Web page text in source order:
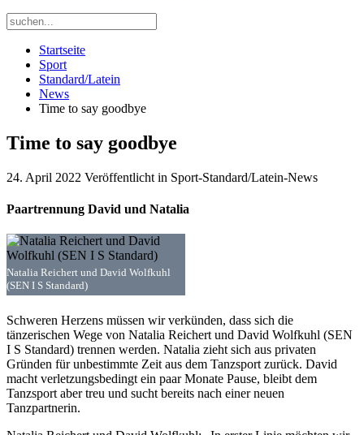
Startseite
Sport
Standard/Latein
News
Time to say goodbye
Time to say goodbye
24. April 2022 Veröffentlicht in Sport-Standard/Latein-News
Paartrennung David und Natalia
Natalia Reichert und David Wolfkuhl
(SEN I S Standard)
Schweren Herzens müssen wir verkünden, dass sich die
tänzerischen Wege von Natalia Reichert und David Wolfkuhl (SEN
I S Standard) trennen werden. Natalia zieht sich aus privaten
Gründen für unbestimmte Zeit aus dem Tanzsport zurück. David
macht verletzungsbedingt ein paar Monate Pause, bleibt dem
Tanzsport aber treu und sucht bereits nach einer neuen
Tanzpartnerin.